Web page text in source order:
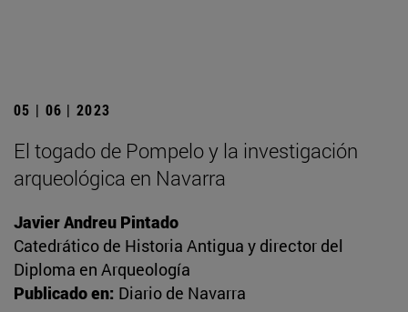
05 | 06 | 2023
El togado de Pompelo y la investigación
arqueológica en Navarra
Javier Andreu Pintado
Catedrático de Historia Antigua y director del
Diploma en Arqueología
Publicado en: Diario de Navarra